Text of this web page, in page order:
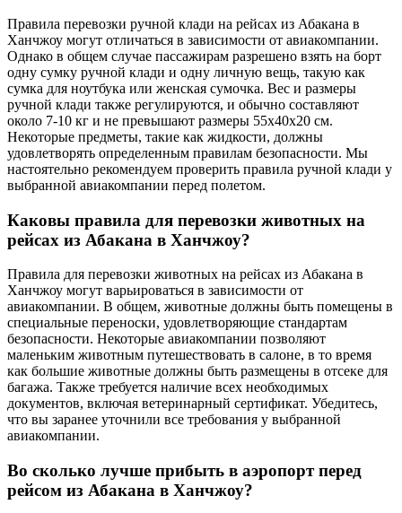
Правила перевозки ручной клади на рейсах из Абакана в
Ханчжоу могут отличаться в зависимости от авиакомпании.
Однако в общем случае пассажирам разрешено взять на борт
одну сумку ручной клади и одну личную вещь, такую как
сумка для ноутбука или женская сумочка. Вес и размеры
ручной клади также регулируются, и обычно составляют
около 7-10 кг и не превышают размеры 55x40x20 см.
Некоторые предметы, такие как жидкости, должны
удовлетворять определенным правилам безопасности. Мы
настоятельно рекомендуем проверить правила ручной клади у
выбранной авиакомпании перед полетом.
Каковы правила для перевозки животных на
рейсах из Абакана в Ханчжоу?
Правила для перевозки животных на рейсах из Абакана в
Ханчжоу могут варьироваться в зависимости от
авиакомпании. В общем, животные должны быть помещены в
специальные переноски, удовлетворяющие стандартам
безопасности. Некоторые авиакомпании позволяют
маленьким животным путешествовать в салоне, в то время
как большие животные должны быть размещены в отсеке для
багажа. Также требуется наличие всех необходимых
документов, включая ветеринарный сертификат. Убедитесь,
что вы заранее уточнили все требования у выбранной
авиакомпании.
Во сколько лучше прибыть в аэропорт перед
рейсом из Абакана в Ханчжоу?